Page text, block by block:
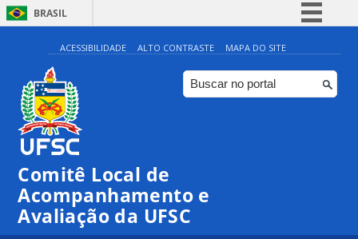
BRASIL
Simplifique!
Comunica BR
Participe
ACESSIBILIDADE ALTO CONTRASTE MAPA DO SITE
Comitê Local de
Acompanhamento e
Avaliação da UFSC